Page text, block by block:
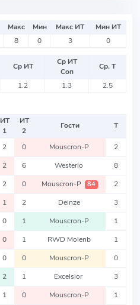
Макс Мин Макс ИТ
Мин ИТ
8 0 3 0
Ср ИТ
Ср ИТ
Соп
Ср. Т
1.2 1.3 2.5
ИТ
1
ИТ
2
Гости Т
2 0 Mouscron-P 2
2 6 Westerlo 8
2 0 Mouscron-P 84 2
1 2 Deinze 3
0 1 Mouscron-P 1
0 1 RWD Molenb 1
0 0 Mouscron-P 0
2 1 Excelsior 3
1 0 Mouscron-P 1